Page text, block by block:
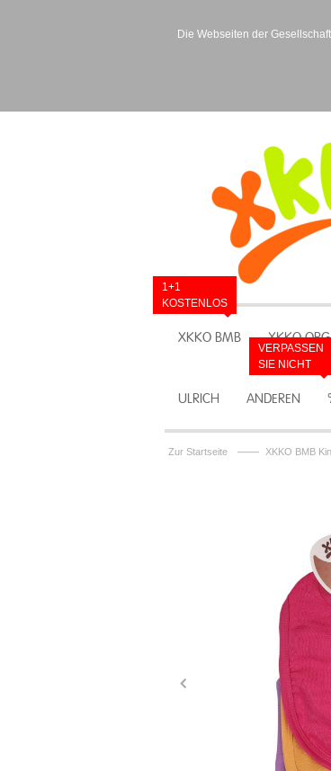
Die Webseiten der
XKKO BMB
1+1
KOSTENLOS
XKKO
ULRICH ANDEREN
VERPASSEN
SIE NICHT
Zur Startseite —— XKKO BMB